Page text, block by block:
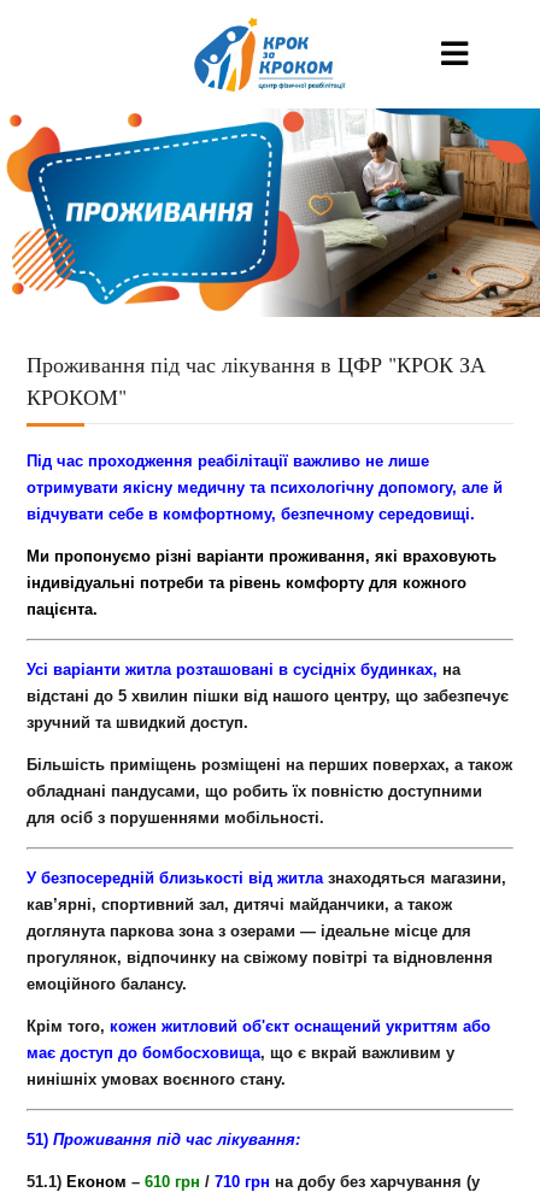
Проживання під час лікування в ЦФР "КРОК ЗА
КРОКОМ"
Під час проходження реабілітації важливо не лише
отримувати якісну медичну та психологічну допомогу, але й
відчувати себе в комфортному, безпечному середовищі.
Ми пропонуємо різні варіанти проживання, які враховують
індивідуальні потреби та рівень комфорту для кожного
пацієнта.
Усі варіанти житла розташовані в сусідніх будинках, на
відстані до 5 хвилин пішки від нашого центру, що забезпечує
зручний та швидкий доступ.
Більшість приміщень розміщені на перших поверхах, а також
обладнані пандусами, що робить їх повністю доступними
для осіб з порушеннями мобільності.
У безпосередній близькості від житлазнаходяться магазини,
кав’ярні, спортивний зал, дитячі майданчики, а також
доглянута паркова зона з озерами — ідеальне місце для
прогулянок, відпочинку на свіжому повітрі та відновлення
емоційного балансу.
Крім того,кожен житловий об'єкт оснащений укриттям або
має доступ до бомбосховища, що є вкрай важливим у
нинішніх умовах воєнного стану.
51)Проживання під час лікування:
51.1) Економ –610 грн /710 грн на добубез харчування(у